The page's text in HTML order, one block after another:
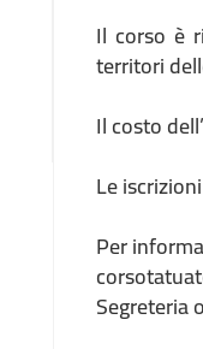
Il corso è
territori
Il costo
Le
Per
Segreteria